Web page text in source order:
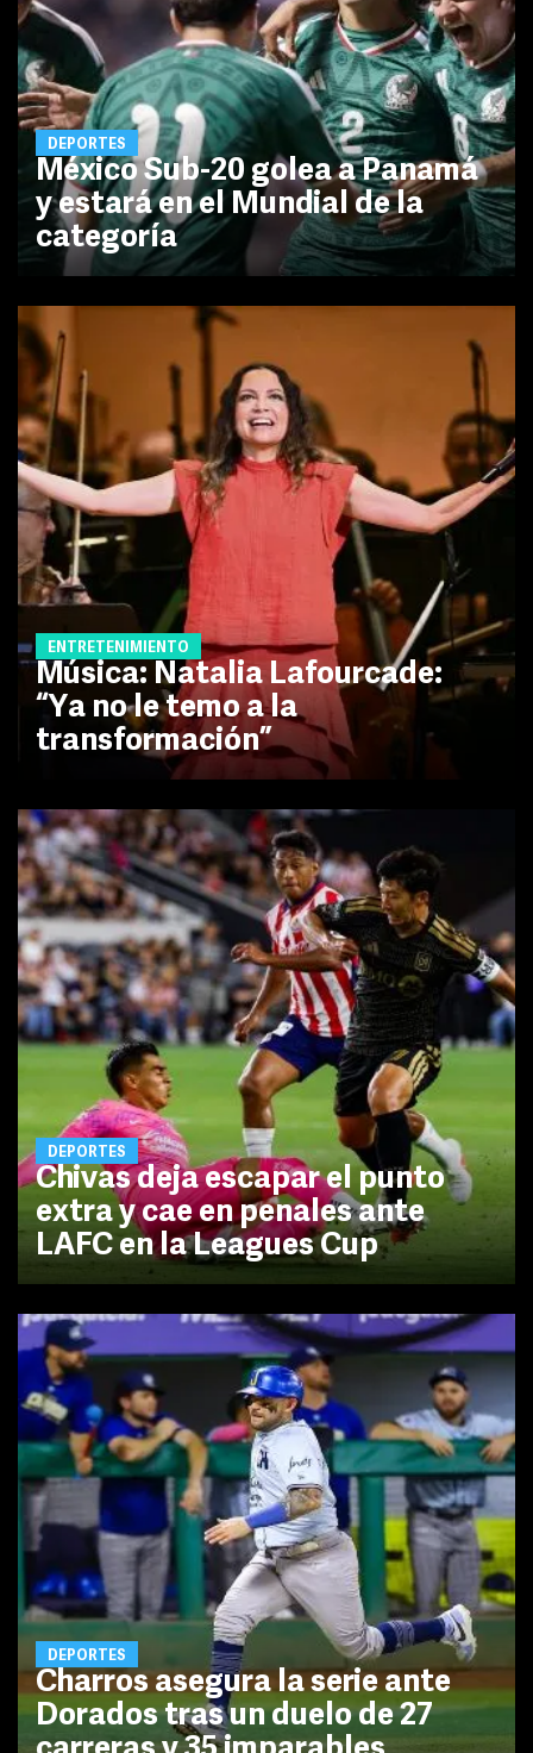
DEPORTES
México Sub-20 golea a Panamá
y estará en el Mundial de la
categoría
ENTRETENIMIENTO
Música: Natalia Lafourcade:
“Ya no le temo a la
transformación”
DEPORTES
Chivas deja escapar el punto
extra y cae en penales ante
LAFC en la Leagues Cup
DEPORTES
Charros asegura la serie ante
Dorados tras un duelo de 27